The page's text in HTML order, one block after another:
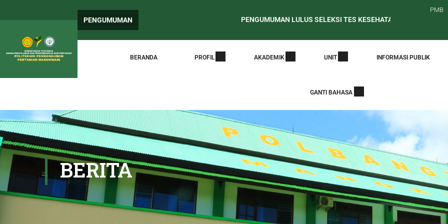
PENGUMUMAN PENGUMUMAN LULUS SELEKSI TES KESEHATAN CALON MAHASISWA
Surat Edaran Periode Awal Pelaporan PDDikti PENELUSURAN
PMB
BERANDA PROFIL AKADEMIK UNIT INFORMASI PUBLIK
GANTI BAHASA
BERITA